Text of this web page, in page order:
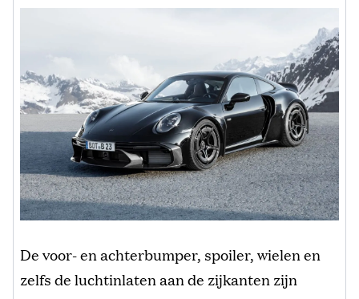
De voor- en achterbumper, spoiler, wielen en
zelfs de luchtinlaten aan de zijkanten zijn